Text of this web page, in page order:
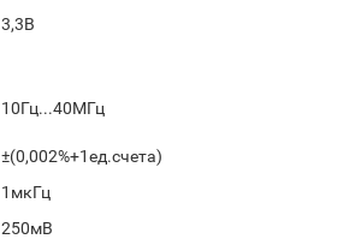
3,3В
10Гц...40МГц
±(0,002%+1ед.счета)
1мкГц
250мВ